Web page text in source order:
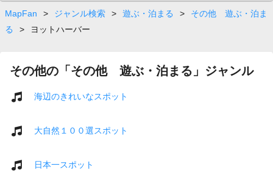
MapFan > ジャンル検索 > 遊ぶ・泊まる >
その他 遊ぶ・泊ま
る
> ヨットハーバー
その他の「その他 遊ぶ・泊まる」ジャンル
海辺のきれいなスポット
大自然１００選スポット
日本一スポット